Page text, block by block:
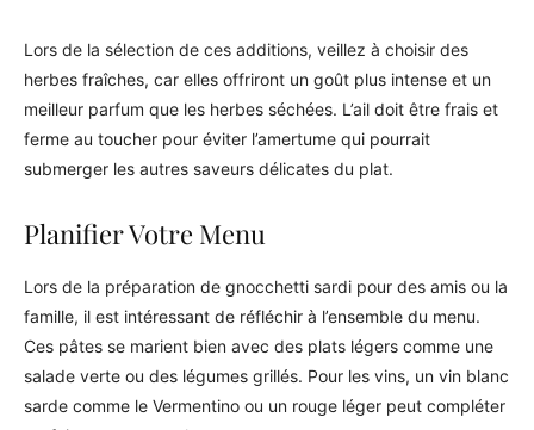
Lors de la sélection de ces additions, veillez à choisir des
herbes fraîches, car elles offriront un goût plus intense et un
meilleur parfum que les herbes séchées. L’ail doit être frais et
ferme au toucher pour éviter l’amertume qui pourrait
submerger les autres saveurs délicates du plat.
Planifier Votre Menu
Lors de la préparation de gnocchetti sardi pour des amis ou la
famille, il est intéressant de réfléchir à l’ensemble du menu.
Ces pâtes se marient bien avec des plats légers comme une
salade verte ou des légumes grillés. Pour les vins, un vin blanc
sarde comme le Vermentino ou un rouge léger peut compléter